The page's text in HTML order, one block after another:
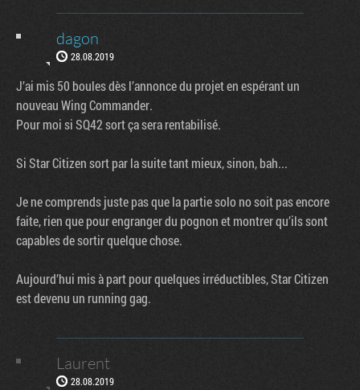
dagon
28.08.2019
J’ai mis 50 boules dès l’annonce du projet en espérant un
nouveau Wing Commander.
Pour moi si SQ42 sort ça sera rentabilisé.
Si Star Citizen sort par la suite tant mieux, sinon, bah...
Je ne comprends juste pas que la partie solo no soit pas encore
faite, rien que pour engranger du pognon et montrer qu’ils sont
capables de sortir quelque chose.
Aujourd’hui mis à part pour quelques irréductibles, Star Citizen
est devenu un running gag.
Laurent
28.08.2019